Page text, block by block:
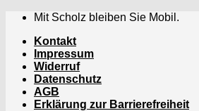
Zum
springen
Mit Scholz bleiben Sie Mobil.
Kontakt
Impressum
Widerruf
Datenschutz
AGB
Erklärung zur Barrierefreiheit